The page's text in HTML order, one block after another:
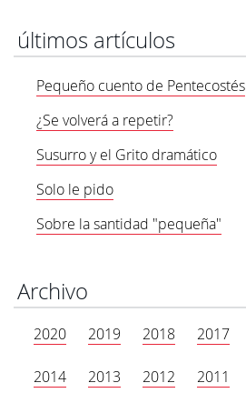
últimos artículos
Pequeño cuento de Pentecostés
¿Se volverá a repetir?
Susurro y el Grito dramático
Solo le pido
Sobre la santidad "pequeña"
Archivo
2020 2019 2018 2017
2014 2013 2012 2011